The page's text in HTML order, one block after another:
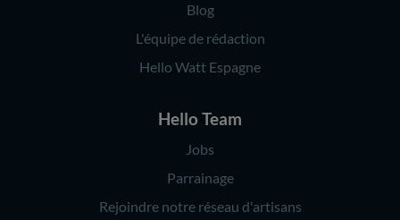
Blog
L'équipe de rédaction
Hello Watt Espagne
Hello Team
Jobs
Parrainage
Rejoindre notre réseau d'artisans